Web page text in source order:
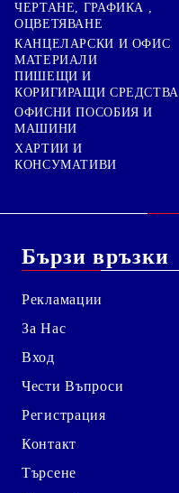
ЧЕРТАНЕ, ГРАФИКА ,
ОЦВЕТЯВАНЕ
КАНЦЕЛАРСКИ И ОФИС
МАТЕРИАЛИ
ПИШЕЩИ И
КОРИГИРАЩИ СРЕДСТВА
ОФИСНИ ПОСОБИЯ И
МАШИНИ
ХАРТИИ И
КОНСУМАТИВИ
Бързи връзки
Рекламации
За Нас
Вход
Чести Въпроси
Регистрация
Контакт
Търсене